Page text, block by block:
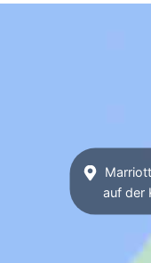
auf der